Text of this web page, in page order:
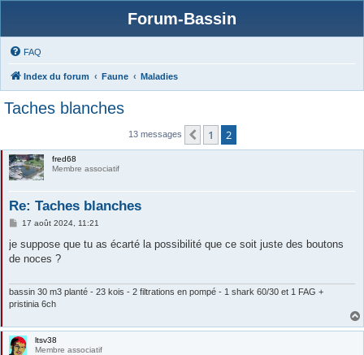
Forum-Bassin
FAQ
Index du forum Faune Maladies
Taches blanches
13 messages Précédente
1 2
fred68
Membre associatif
Re: Taches blanches
M
s
a
17 août 2024, 11:21
je suppose que tu as écarté la possibilité que ce soit juste des boutons
de noces ?
bassin 30 m3 planté - 23 kois - 2 filtrations en pompé - 1 shark 60/30 et 1 FAG +
pristinia 6ch
ltsv38
Membre associatif